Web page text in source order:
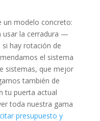
un modelo concreto:
usar la cerradura —
hay rotación de
el sistema
sistemas, que mejor
también de
tu puerta actual
toda nuestra gama
presupuesto y